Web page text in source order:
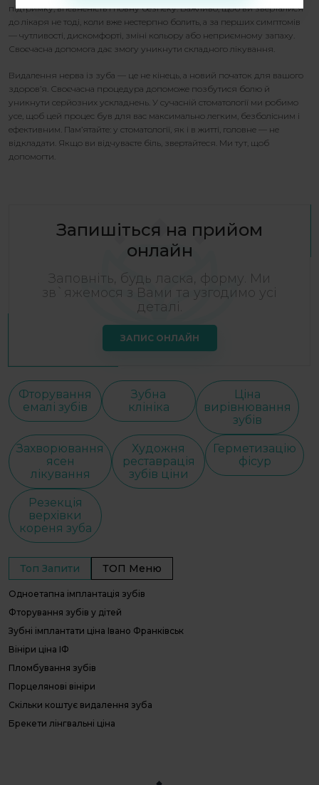
підтримку, впевненість і повну безпеку. Важливо, щоб ви зверталися
до лікаря не тоді, коли вже нестерпно болить, а за перших симптомів
— чутливості, дискомфорті, зміні кольору або неприємному запаху.
Своєчасна допомога дає змогу уникнути складного лікування.
Видалення нерва із зуба — це не кінець, а новий початок для вашого
здоров’я. Своєчасна процедура допоможе позбутися болю й
уникнути серйозних ускладнень. У сучасній стоматології ми робимо
усе, щоб цей процес був для вас максимально легким, безболісним і
ефективним. Пам’ятайте: у стоматології, як і в житті, головне — не
відкладати. Якщо ви відчуваєте біль, звертайтеся. Ми тут, щоб
допомогти.
Запишіться на прийом
онлайн
Заповніть, будь ласка, форму. Ми
зв`яжемося з Вами та узгодимо усі
деталі.
ЗАПИС ОНЛАЙН
Фторування
емалі зубів
Зубна
клініка
Ціна
вирівнювання
зубів
Захворювання
ясен
лікування
Художня
реставрація
зубів ціни
Герметизацію
фісур
Резекція
верхівки
кореня зуба
Топ Запити ТОП Меню
Одноетапна імплантація зубів
Фторування зубів у дітей
Зубні імплантати ціна Івано Франківськ
Вініри ціна ІФ
Пломбування зубів
Порцелянові вініри
Скільки коштує видалення зуба
Брекети лінгвальні ціна